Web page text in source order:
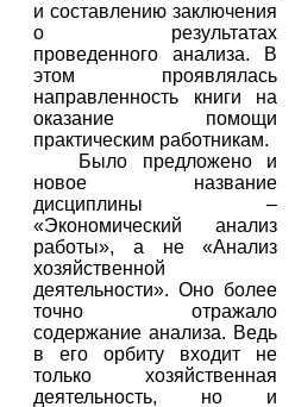
и составлению заключения
о результатах
проведенного анализа. В
этом проявлялась
направленность книги на
оказание помощи
практическим работникам.
Было предложено и
новое название
дисциплины –
«Экономический анализ
работы», а не «Анализ
хозяйственной
деятельности». Оно более
точно отражало
содержание анализа. Ведь
в его орбиту входит не
только хозяйственная
деятельность, но и